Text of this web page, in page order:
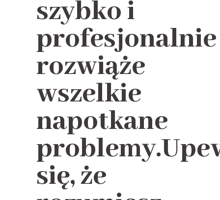
szybko i
profesjonalnie
rozwiąże
wszelkie
napotkane
się, że